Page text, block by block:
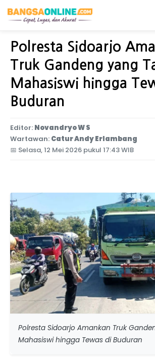
Home Jawa Timur
Polresta Sidoarjo
Truk Gandeng yang
Mahasiswi hingga
Buduran
Editor: Novandryo W S
Wartawan: Catur Andy Erlambang
📅 Selasa, 12 Mei 2026 pukul 17:43 WIB
Polresta Sidoarjo Amankan Truk
Mahasiswi hingga Tewas di Buduran